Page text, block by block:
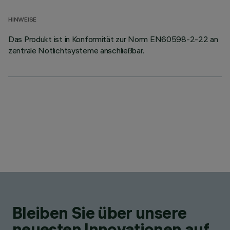
HINWEISE
Das Produkt ist in Konformität zur Norm EN60598-2-22 an
zentrale Notlichtsysteme anschließbar.
Bleiben Sie über unsere